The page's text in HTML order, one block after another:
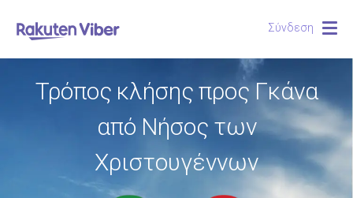
Σύνδεση
Τρόπος κλήσης προς Γκάνα
από Νήσος των
Χριστουγέννων